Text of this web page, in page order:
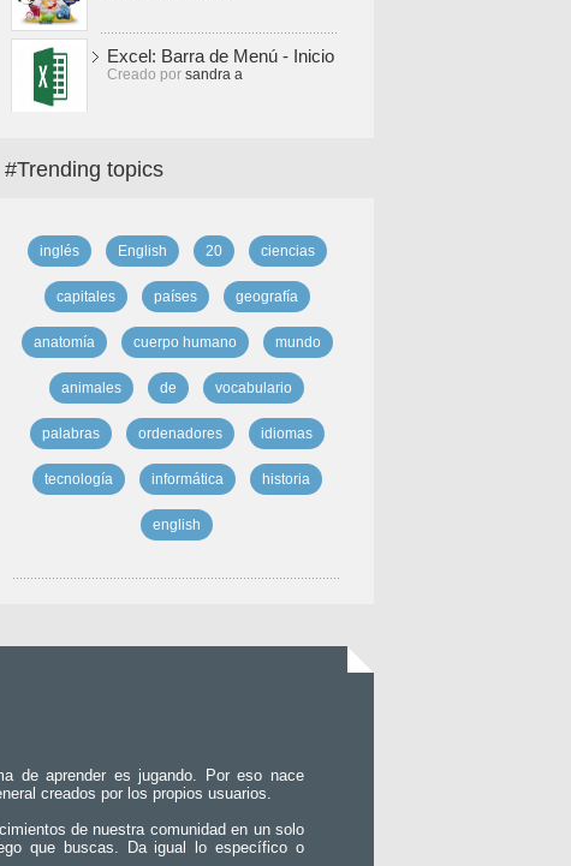
Excel: Barra de Menú - Inicio
Creado por sandra a
#Trending topics
inglés English 20 ciencias
capitales países geografía
anatomía cuerpo humano mundo
animales de vocabulario
palabras ordenadores idiomas
tecnología informática historia
english
de aprender es jugando. Por eso nace
creados por los propios usuarios.
de nuestra comunidad en un solo
que buscas. Da igual lo específico o